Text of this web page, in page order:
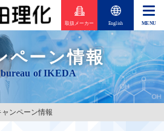
取扱メーカー English
ペーン情報
ャンペーン情報